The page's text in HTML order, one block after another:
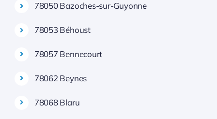
78050 Bazoches-sur-Guyonne
78053 Béhoust
78057 Bennecourt
78062 Beynes
78068 Blaru